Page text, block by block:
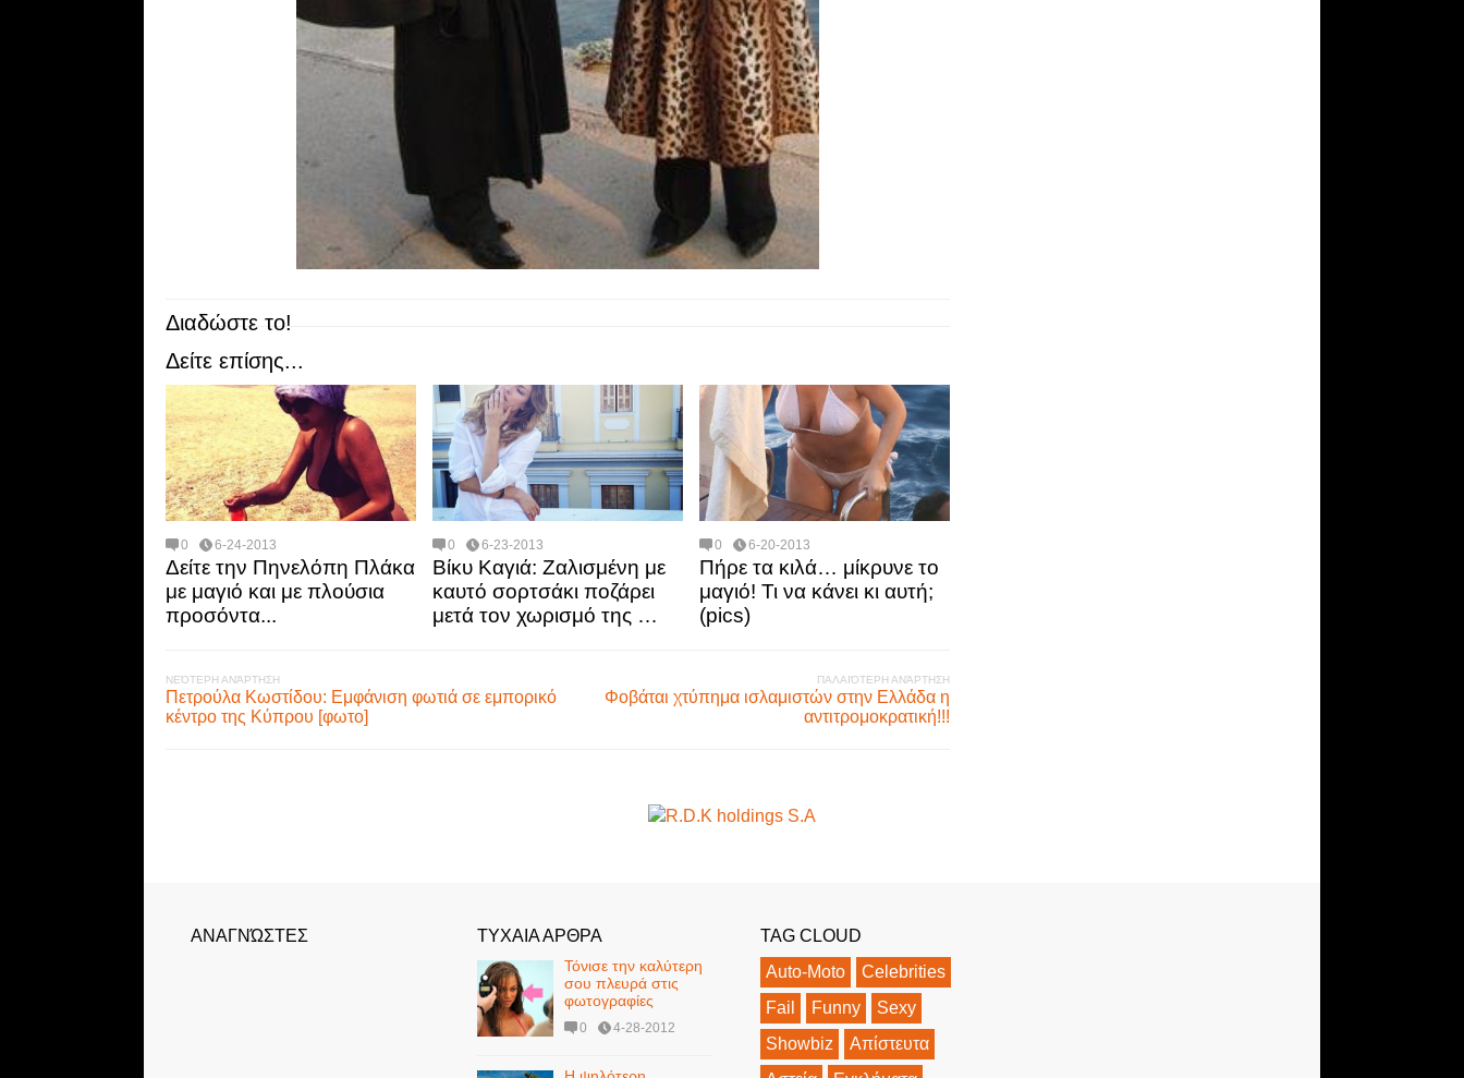
Διαδώστε το!
Δείτε επίσης...
0 6-24-2013
Δείτε την Πηνελόπη Πλάκα
με μαγιό και με πλούσια
προσόντα...
0 6-23-2013
Βίκυ Καγιά: Ζαλισμένη με
καυτό σορτσάκι ποζάρει
μετά τον χωρισμό της …
0 6-20-2013
Πήρε τα κιλά… μίκρυνε το
μαγιό! Τι να κάνει κι αυτή;
(pics)
ΝΕΌΤΕΡΗ ΑΝΆΡΤΗΣΗ
Πετρούλα Κωστίδου: Eμφάνιση φωτιά σε εμπορικό
κέντρο της Κύπρου [φωτο]
ΠΑΛΑΙΌΤΕΡΗ ΑΝΆΡΤΗΣΗ
Φοβάται χτύπημα ισλαμιστών στην Ελλάδα η
αντιτρομοκρατική!!!
ΑΝΑΓΝΏΣΤΕΣ ΤΥΧΑΙΑ ΑΡΘΡΑ
Τόνισε την καλύτερη
σου πλευρά στις
φωτογραφίες
0 4-28-2012
TAG CLOUD
Auto-Moto
Celebrities
Fail
Funny
Sexy
Showbiz
Απίστευτα